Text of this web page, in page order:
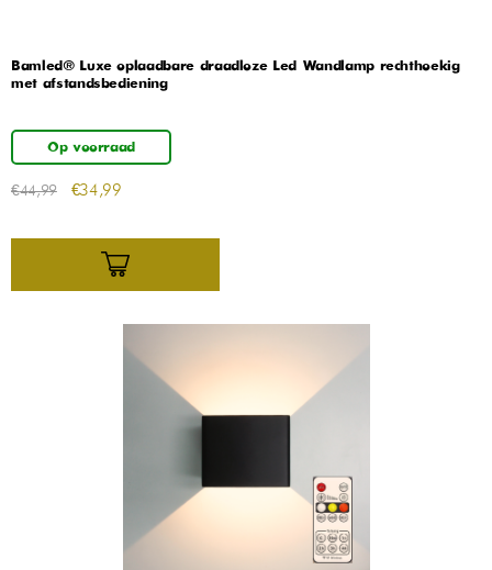
Bamled® Luxe oplaadbare draadloze Led Wandlamp rechthoekig
met afstandsbediening
Op voorraad
€44,99 €34,99